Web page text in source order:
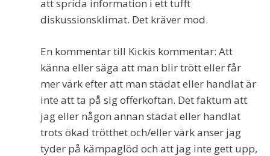
att sprida information i ett tufft
diskussionsklimat. Det kräver mod.
En kommentar till Kickis kommentar: Att
känna eller säga att man blir trött eller får
mer värk efter att man städat eller handlat är
inte att ta på sig offerkoftan. Det faktum att
jag eller någon annan städat eller handlat
trots ökad trötthet och/eller värk anser jag
tyder på kämpaglöd och att jag inte gett upp,